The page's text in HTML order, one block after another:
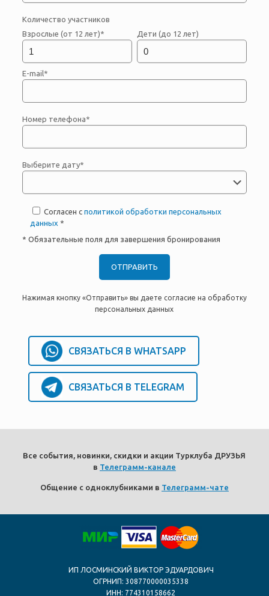
Количество участников
Взрослые (от 12 лет)*
Дети (до 12 лет)
E-mail*
Номер телефона*
Выберите дату*
Согласен с политикой обработки персональных
данных *
* Обязательные поля для завершения бронирования
Нажимая кнопку «Отправить» вы даете согласие на обработку
персональных данных
СВЯЗАТЬСЯ В WHATSAPP
СВЯЗАТЬСЯ В TELEGRAM
Все события, новинки, скидки и акции Турклуба ДРУЗЬЯ
в Телеграмм-канале
Общение с одноклубниками в Телеграмм-чате
ИП ЛОСМИНСКИЙ ВИКТОР ЭДУАРДОВИЧ
ОГРНИП: 308770000035338
ИНН: 774310158662